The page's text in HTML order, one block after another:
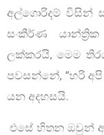
අල්ගොරිදම් විසින්
සංකීර්ණ
ලක්කරයි, මෙම
පවසන්නේ, “හරි
යන අදහසයි.
එසේ හිතන ඔවුන්